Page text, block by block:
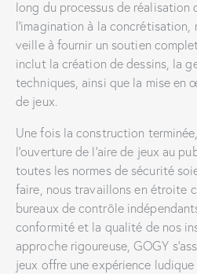
long du processus de réalisation
l’imagination à la concrétisation,
veille à fournir un soutien
inclut la création de dessins, la
techniques, ainsi que la mise en
de jeux.
Une fois la construction
l’ouverture de l’aire de jeux au
toutes les normes de sécurité
faire, nous travaillons en étroite
bureaux de contrôle
conformité et la qualité de nos
approche rigoureuse, GOGY
jeux offre une expérience